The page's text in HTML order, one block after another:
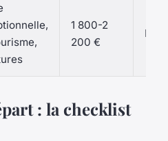
1 800-2
200 €
: la checklist